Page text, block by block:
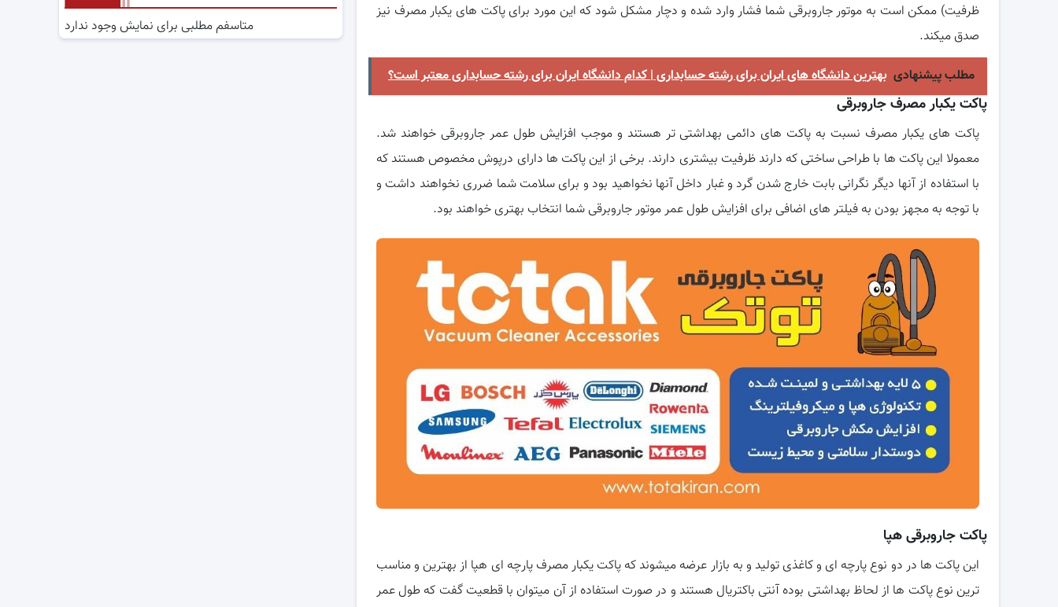
ظرفیت) ممکن است به موتور جاروبرقی شما فشار وارد شده و دچار مشکل شود که این مورد برای پاکت های یکبار مصرف نیز
صدق میکند.
مطلب پیشنهادی بهترین دانشگاه های ایران برای رشته حسابداری | کدام دانشگاه ایران برای رشته حسابداری معتبر است؟
پاکت یکبار مصرف جاروبرقی
پاکت های یکبار مصرف نسبت به پاکت های دائمی بهداشتی تر هستند و موجب افزایش طول عمر جاروبرقی خواهند شد.
معمولا این پاکت ها با طراحی ساختی که دارند ظرفیت بیشتری دارند. برخی از این پاکت ها دارای درپوش مخصوص هستند که
با استفاده از آنها دیگر نگرانی بابت خارج شدن گرد و غبار داخل آنها نخواهید بود و برای سلامت شما ضرری نخواهند داشت و
با توجه به مجهز بودن به فیلتر های اضافی برای افزایش طول عمر موتور جاروبرقی شما انتخاب بهتری خواهند بود.
پاکت جاروبرقی هپا
این پاکت ها در دو نوع پارچه ای و کاغذی تولید و به بازار عرضه میشوند که پاکت یکبار مصرف پارچه ای هپا از بهترین و مناسب
ترین نوع پاکت ها از لحاظ بهداشتی بوده آنتی باکتریال هستند و در صورت استفاده از آن میتوان با قطعیت گفت که طول عمر
متاسفم مطلبی برای نمایش وجود ندارد